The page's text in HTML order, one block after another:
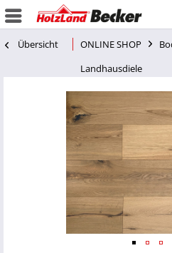
Übersicht ONLINE SHOP
Landhausdiele